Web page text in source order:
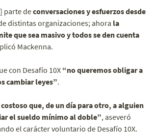
parte deconversaciones y esfuerzos desde
distintas organizaciones; ahora la
que sea masivo y todos se den cuenta
Mackenna.
con Desafío 10X “no queremos obligar a
cambiar leyes”.
que, de un día para otro, a alguien
el sueldo mínimo al doble”, aseveró
el carácter voluntario de Desafío 10X.